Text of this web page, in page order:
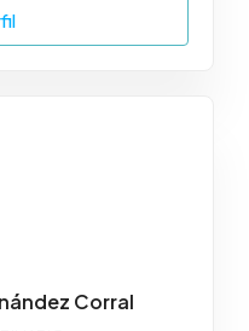
Corral